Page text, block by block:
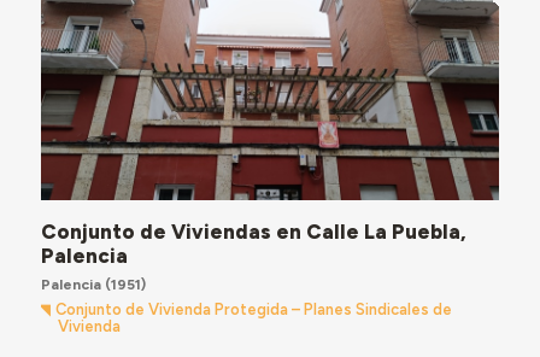
Conjunto de Viviendas en Calle La Puebla,
Palencia
Palencia(1951)
Conjunto de Vivienda Protegida – Planes Sindicales de
Vivienda